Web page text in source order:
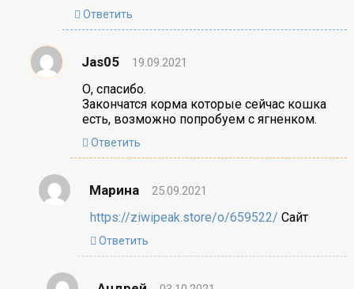
Ответить
Jas05 19.09.2021
О, спасибо.
Закончатся корма которые сейчас кошка
есть, возможно попробуем с ягненком.
Ответить
Марина 25.09.2021
https://ziwipeak.store/o/659522/ Сайт
Ответить